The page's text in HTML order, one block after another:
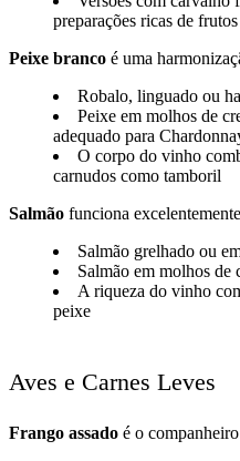
preparações ricas de
Peixe branco é uma
Robalo, linguado ou
Peixe em molhos de
adequado para
O corpo do vinho
carnudos como tamboril
Salmão funciona
Salmão grelhado ou
Salmão em molhos de
A riqueza do vinho
peixe
Aves e Carnes Leves
Frango assado é o